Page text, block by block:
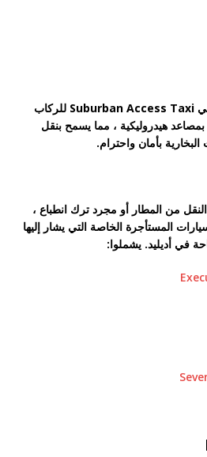
بالإضافة إلى ذلك، تخدم تاكسي Suburban Access Taxi للركاب
هيدروليكية ، مما يسمح بنقل
بأمان واحترام.
من المطار أو مجرد ترك انطباع ،
المستأجرة الخاصة التي يشار إليها
في أديليد. يشملوا: